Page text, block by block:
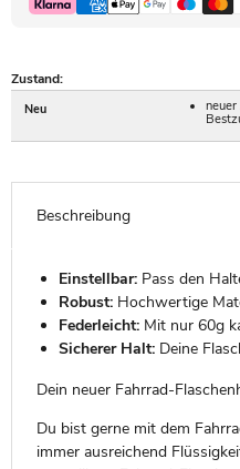
Zustand:
Neu
Beschreibung
Einstellbar:Pass den
Robust:Hochwertige
Federleicht:Mit nur 60g
Sicherer Halt:Deine
Dein neuer Fahrrad-
Du bist gerne mit dem
immer ausreichend